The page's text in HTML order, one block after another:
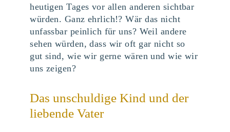
heutigen Tages vor allen anderen sichtbar
würden. Ganz ehrlich!? Wär das nicht
unfassbar peinlich für uns? Weil andere
sehen würden, dass wir oft gar nicht so
gut sind, wie wir gerne wären und wie wir
uns zeigen?
Das unschuldige Kind und der
liebende Vater